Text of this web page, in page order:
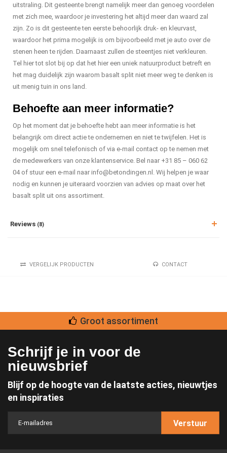
uitstraling. Dit gesteente brengt namelijk meer dan genoeg voordelen
met zich mee, waardoor je investering het altijd meer dan waard zal
zijn. Zo is dit gesteente ten eerste behoorlijk druk- en kleurvast,
waardoor het prima mogelijk is om bijvoorbeeld met je auto over de
stenen heen te rijden. Daarnaast zullen de steentjes niet verkleuren.
Tel hier tot slot bij op dat het hier een uniek natuurproduct betreft en
het mag duidelijk zijn waarom basalt split niet meer weg te denken is
uit menig tuin in ons land.
Behoefte aan meer informatie?
Op het moment dat je behoefte hebt aan meer informatie is het
belangrijk om direct actie te ondernemen en niet te twijfelen. Het is
mogelijk om snel telefonisch of via e-mail contact op te nemen met
de medewerkers van onze klantenservice. Bel naar +31 85 – 060 62
04 of stuur een e-mail naar info@betondingen.nl . Wij helpen je waar
nodig en kunnen je uiteraard voorzien van advies op maat over het
basalt split uit ons assortiment.
Reviews (8)
VERGELIJK PRODUCTEN CONTACT
Groot assortiment
Schrijf je in voor de
nieuwsbrief
Blijf op de hoogte van de laatste acties, nieuwtjes
en inspiraties
Verstuur